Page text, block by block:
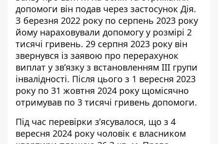
допомоги він подав через застосунок Дія.
З березня 2022 року по серпень 2023 року
йому нараховували допомогу у розмірі 2
тисячі гривень. 29 серпня 2023 року він
звернувся із заявою про перерахунок
виплат у зв’язку з встановленням ІІІ групи
інвалідності. Після цього з 1 вересня 2023
року по 31 жовтня 2024 року щомісячно
отримував по 3 тисячі гривень допомоги.
Під час перевірки з’ясувалося, що з 4
вересня 2024 року чоловік є власником